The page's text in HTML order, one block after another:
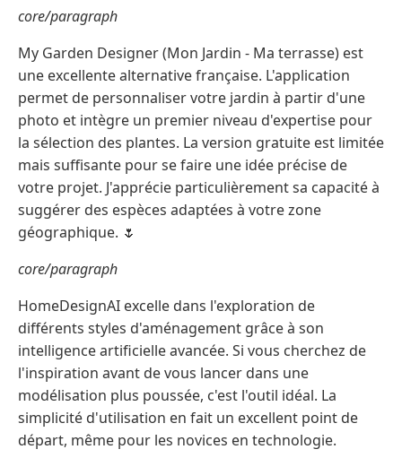
core/paragraph
My Garden Designer (Mon Jardin - Ma terrasse) est
une excellente alternative française. L'application
permet de personnaliser votre jardin à partir d'une
photo et intègre un premier niveau d'expertise pour
la sélection des plantes. La version gratuite est limitée
mais suffisante pour se faire une idée précise de
votre projet. J'apprécie particulièrement sa capacité à
suggérer des espèces adaptées à votre zone
géographique. 🌷
core/paragraph
HomeDesignAI excelle dans l'exploration de
différents styles d'aménagement grâce à son
intelligence artificielle avancée. Si vous cherchez de
l'inspiration avant de vous lancer dans une
modélisation plus poussée, c'est l'outil idéal. La
simplicité d'utilisation en fait un excellent point de
départ, même pour les novices en technologie.